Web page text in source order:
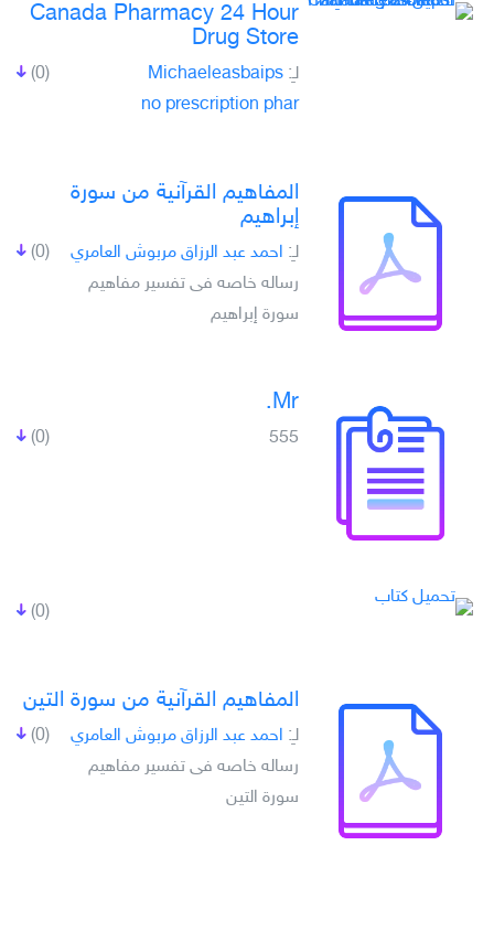
Canada Pharmacy 24 Hour
Drug Store
(0) لـِ: Michaeleasbaips
no prescription phar
المفاهيم القرآنية من سورة
إبراهيم
(0) لـِ: احمد عبد الرزاق مربوش العامري
رساله خاصه فى تفسير مفاهيم
سورة إبراهيم
Mr.
(0) 555
(0)
المفاهيم القرآنية من سورة التين
(0) لـِ: احمد عبد الرزاق مربوش العامري
رساله خاصه فى تفسير مفاهيم
سورة التين